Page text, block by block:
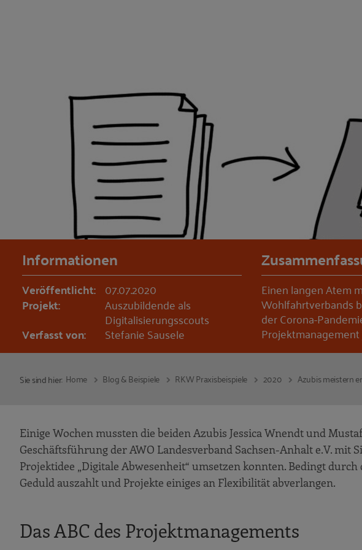
Informationen
Veröffentlicht: 07.07.2020
Projekt: Auszubildende als
Digitalisierungsscouts
Verfasst von: Stefanie Sausele
Einen langen Atem
Wohlfahrtverbands
der Corona-
Sie sind hier: Home Blog & Beispiele RKW Praxisbeispiele 2020 Azubis meistern
Einige Wochen mussten die beiden Azubis Jessica Wnendt und
Geschäftsführung der AWO Landesverband Sachsen-Anhalt e.V. mit
Projektidee „Digitale Abwesenheit“ umsetzen konnten. Bedingt
Geduld auszahlt und Projekte einiges an Flexibilität abverlangen.
Das ABC des Projektmanagements